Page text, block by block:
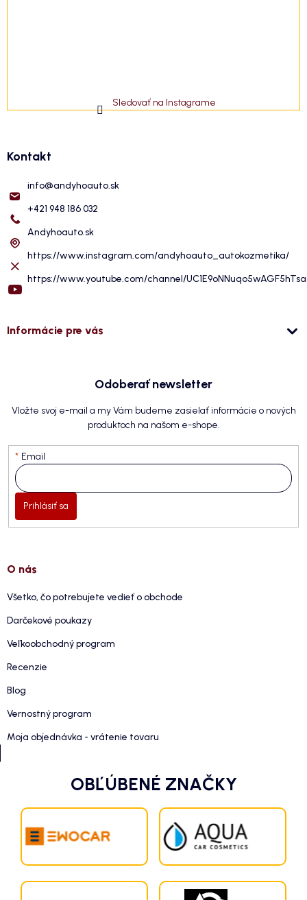
Sledovať na Instagrame
Kontakt
info@andyhoauto.sk
+421 948 186 032
Andyhoauto.sk
https://www.instagram.com/andyhoauto_autokozmetika/
https://www.youtube.com/channel/
Informácie pre vás
Odoberať newsletter
Vložte svoj e-mail a my Vám budeme zasielať informácie o nových
produktoch na našom e-shope.
Email
Prihlásiť sa
O nás
Všetko, čo potrebujete vedieť o obchode
Darčekové poukazy
Veľkoobchodný program
Recenzie
Blog
Vernostný program
Moja objednávka - vrátenie tovaru
OBĽÚBENÉ ZNAČKY